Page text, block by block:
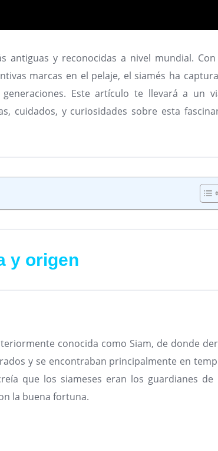
antiguas y reconocidas a nivel mundial.
marcas en el pelaje, el siamés ha
Este artículo te llevará a un
cuidados, y curiosidades sobre esta
y origen
conocida como Siam, de donde
y se encontraban principalmente en
que los siameses eran los guardianes de
la buena fortuna.